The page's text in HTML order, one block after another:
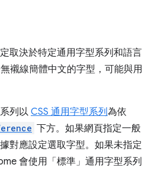
取決於特定通用字型系列和語言
襯線簡體中文的字型，可能與用
列以 CSS 通用字型系列為依
下方。如果網頁指定一般
對應設定選取字型。如果未指定
會使用「標準」通用字型系列